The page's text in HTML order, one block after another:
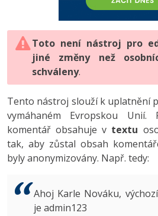
HTML5, CSS3, Bootstrap,
SQL a databáze
Testování a verzování
UML a návrhové vzory
React
Spring
ASP.NET MVC
PHP
JavaScript
Python
HTML / CSS
UML a návrhové vzory
MySQL/MariaDB
MS-SQL
Vývojář mobilních aplikací
C# Game developer
Tester
Systémový administrátor
3D grafik
-80%
JavaScript -80%
PHP -80%
Swift -80%
Kotlin -80%
VB.NET
Digitální gramotnost
Marketing
WordPress
SEO
UX
Business
Copywriting
-80%
Adobe Illustrator -80%
Adobe Lightroom
Adobe XD
Adobe InDesign -25%
Adobe After Effects
Inkscape
Toto není nástroj pro
jiné změny než
schváleny.
Tento nástroj slouží k uplatnění
vymáhaném Evropskou Unií.
komentář obsahuje v textu
tak, aby zůstal obsah
byly anonymizovány. Např. tedy:
Ahoj Karle Nováku,
je admin123